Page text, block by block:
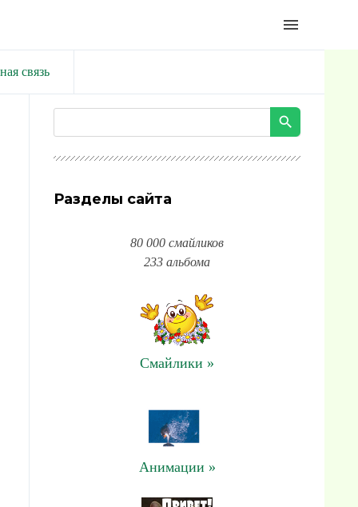
menu
связь
Разделы сайта
80 000 смайликов
233 альбома
Смайлики »
Анимации »